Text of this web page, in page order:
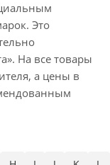
Это
На все товары
а цены в